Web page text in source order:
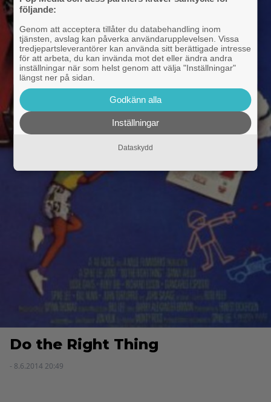
Do the Right Thing
- 8.6.2014 20:49
följande:
Genom att acceptera tillåter du databehandling inom
tjänsten, avslag kan påverka användarupplevelsen. Vissa
tredjepartsleverantörer kan använda sitt berättigade intresse
för att arbeta, du kan invända mot det eller ändra andra
inställningar när som helst genom att välja "Inställningar"
längst ner på sidan.
Godkänn alla
Inställningar
Dataskydd